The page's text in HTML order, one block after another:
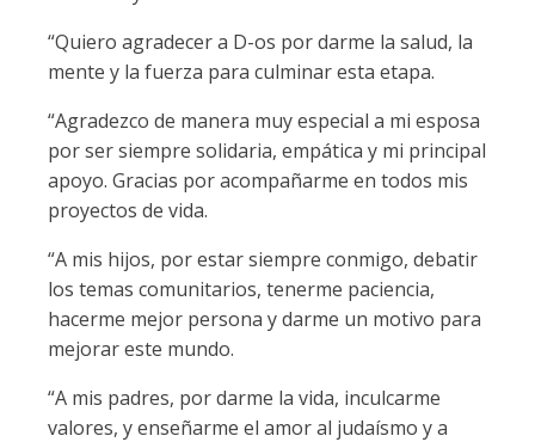
“Quiero agradecer a D-os por darme la salud, la
mente y la fuerza para culminar esta etapa.
“Agradezco de manera muy especial a mi esposa
por ser siempre solidaria, empática y mi principal
apoyo. Gracias por acompañarme en todos mis
proyectos de vida.
“A mis hijos, por estar siempre conmigo, debatir
los temas comunitarios, tenerme paciencia,
hacerme mejor persona y darme un motivo para
mejorar este mundo.
“A mis padres, por darme la vida, inculcarme
valores, y enseñarme el amor al judaísmo y a